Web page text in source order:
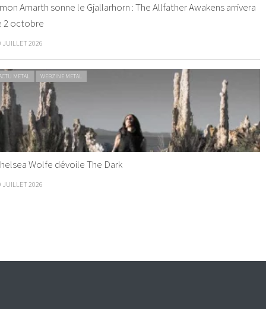
Amarth sonne le Gjallarhorn : The Allfather Awakens arrivera
2 octobre
JUILLET 2026
METAL WEBZINE METAL
Wolfe dévoile The Dark
JUILLET 2026